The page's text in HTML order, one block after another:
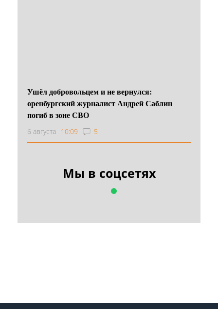
Ушёл добровольцем и не вернулся:
оренбургский журналист Андрей Саблин
погиб в зоне СВО
6 августа 10:09 5
Мы в соцсетях